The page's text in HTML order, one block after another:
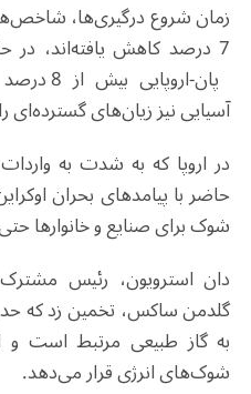
زمان شروع درگیری‌ها،
7 درصد کاهش یافته‌اند، در حالی که شاخص
پان-
آسیایی نیز زیان‌های گسترده‌ای
در اروپا که به شدت به
حاضر با پیامدهای بحران
شوک برای صنایع و خانوارها
دان استرویون، رئیس
به گاز طبیعی مرتبط است
شوک‌های انرژی قرار می‌دهد.